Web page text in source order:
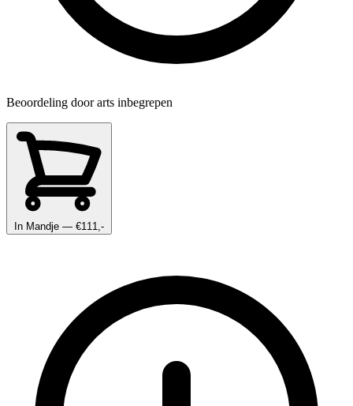
Beoordeling door arts inbegrepen
In Mandje — €111,-